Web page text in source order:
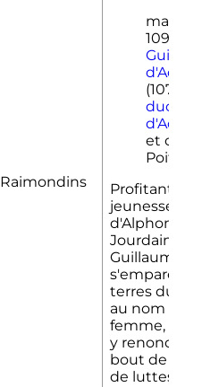
Raimondins
mariée
1094 à
(1076-
duc
et
Poitiers.
Profitant de
jeunesse
d'Alphonse
Jourdain,
Guillaume
s'empare
terres du
au nom de
femme,
y renoncer
bout de dix
de luttes.